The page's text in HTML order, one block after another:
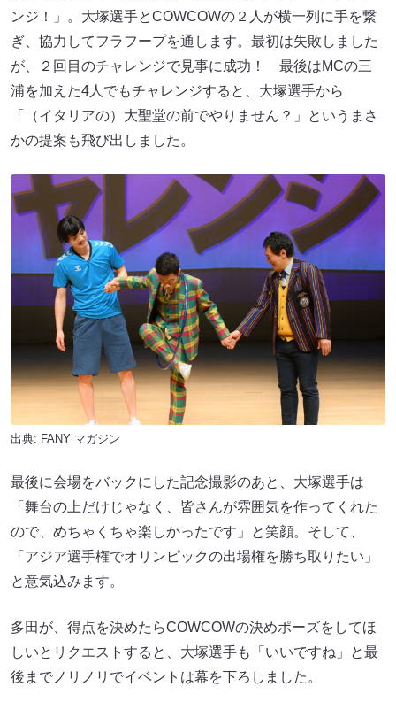
ンジ！」。大塚選手とCOWCOWの２人が横一列に手を繋
ぎ、協力してフラフープを通します。最初は失敗しました
が、２回目のチャレンジで見事に成功！ 最後はMCの三
浦を加えた4人でもチャレンジすると、大塚選手から
「（イタリアの）大聖堂の前でやりません？」というまさ
かの提案も飛び出しました。
出典: FANY マガジン
最後に会場をバックにした記念撮影のあと、大塚選手は
「舞台の上だけじゃなく、皆さんが雰囲気を作ってくれた
ので、めちゃくちゃ楽しかったです」と笑顔。そして、
「アジア選手権でオリンピックの出場権を勝ち取りたい」
と意気込みます。
多田が、得点を決めたらCOWCOWの決めポーズをしてほ
しいとリクエストすると、大塚選手も「いいですね」と最
後までノリノリでイベントは幕を下ろしました。